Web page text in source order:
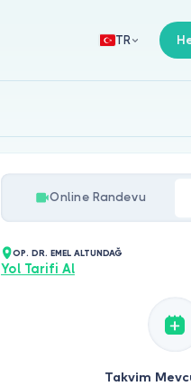
TR
Online Randevu
OP. DR. EMEL ALTUNDAĞ
Yol Tarifi Al
Takvim